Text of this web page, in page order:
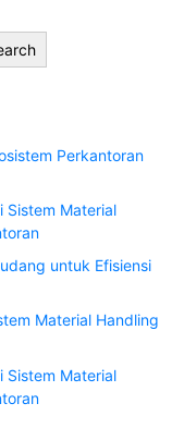
Perkantoran
Sistem Material
untuk Efisiensi
Material Handling
Sistem Material